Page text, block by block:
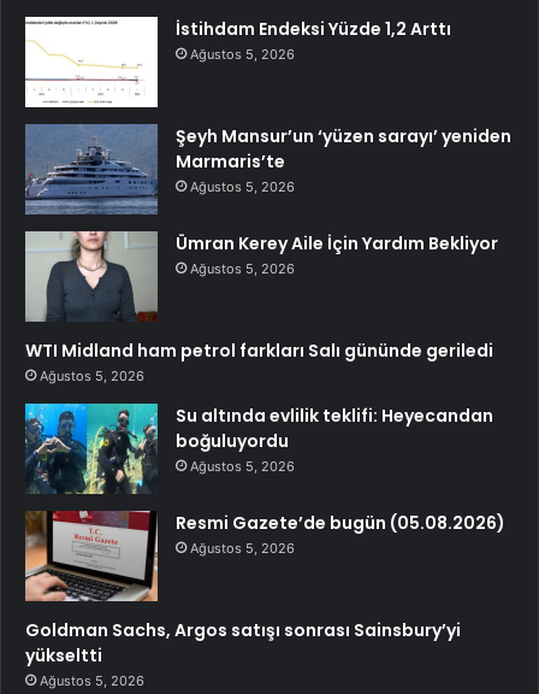
İstihdam Endeksi Yüzde 1,2 Arttı
Ağustos 5, 2026
Şeyh Mansur’un ‘yüzen sarayı’ yeniden
Marmaris’te
Ağustos 5, 2026
Ümran Kerey Aile İçin Yardım Bekliyor
Ağustos 5, 2026
WTI Midland ham petrol farkları Salı gününde geriledi
Ağustos 5, 2026
Su altında evlilik teklifi: Heyecandan
boğuluyordu
Ağustos 5, 2026
Resmi Gazete’de bugün (05.08.2026)
Ağustos 5, 2026
Goldman Sachs, Argos satışı sonrası Sainsbury’yi
yükseltti
Ağustos 5, 2026